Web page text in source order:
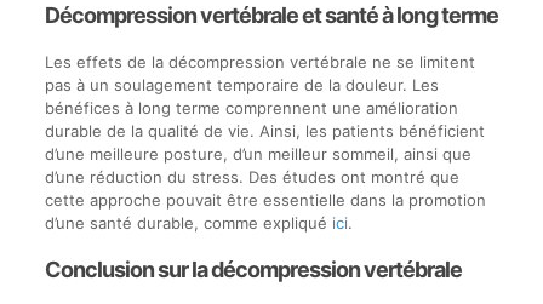
Décompression vertébrale et santé à long terme
Les effets de la décompression vertébrale ne se limitent
pas à un soulagement temporaire de la douleur. Les
bénéfices à long terme comprennent une amélioration
durable de la qualité de vie. Ainsi, les patients bénéficient
d’une meilleure posture, d’un meilleur sommeil, ainsi que
d’une réduction du stress. Des études ont montré que
cette approche pouvait être essentielle dans la promotion
d’une santé durable, comme expliqué ici.
Conclusion sur la décompression vertébrale